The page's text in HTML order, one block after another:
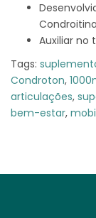
Auxiliar no
Tags:
Condroton,
articulações,
bem-estar,